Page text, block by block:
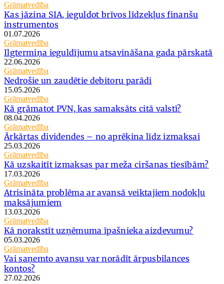
Grāmatvedība
Kas jāzina SIA, ieguldot brīvos līdzekļus finanšu
instrumentos
01.07.2026
Grāmatvedība
Ilgtermiņa ieguldījumu atsavināšana gada pārskatā
22.06.2026
Grāmatvedība
Nedrošie un zaudētie debitoru parādi
15.05.2026
Grāmatvedība
Kā grāmatot PVN, kas samaksāts citā valstī?
08.04.2026
Grāmatvedība
Ārkārtas dividendes – no aprēķina līdz izmaksai
25.03.2026
Grāmatvedība
Kā uzskaitīt izmaksas par meža ciršanas tiesībām?
17.03.2026
Grāmatvedība
Atrisināta problēma ar avansā veiktajiem nodokļu
maksājumiem
13.03.2026
Grāmatvedība
Kā norakstīt uzņēmuma īpašnieka aizdevumu?
05.03.2026
Grāmatvedība
Vai saņemto avansu var norādīt ārpusbilances
kontos?
27.02.2026